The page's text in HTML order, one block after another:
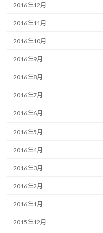
2016年12月
2016年11月
2016年10月
2016年9月
2016年8月
2016年7月
2016年6月
2016年5月
2016年4月
2016年3月
2016年2月
2016年1月
2015年12月